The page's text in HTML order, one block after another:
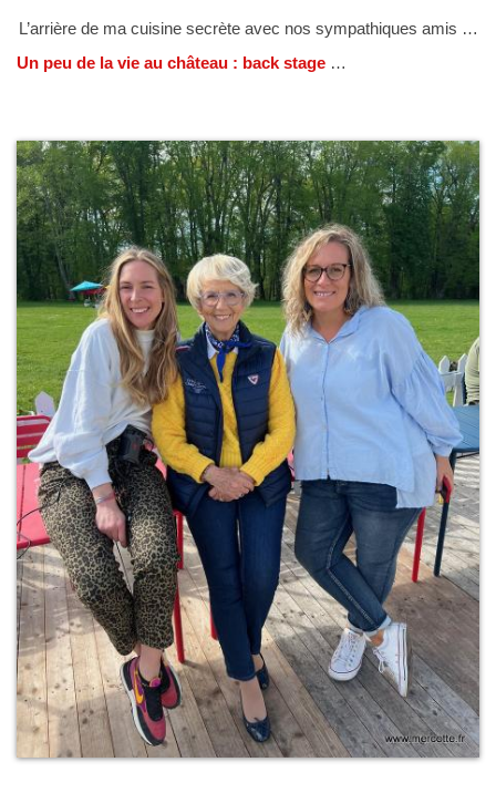
L’arrière de ma cuisine secrète avec nos sympathiques amis …
Un peu de la vie au château : back stage …